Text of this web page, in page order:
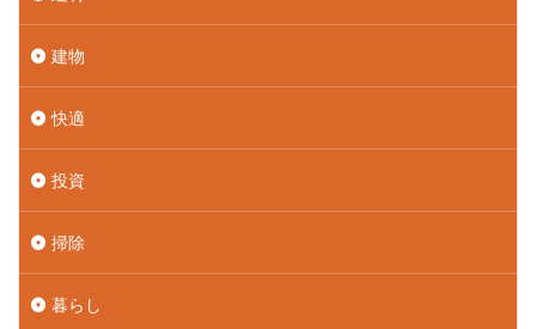
建物
快適
投資
掃除
暮らし